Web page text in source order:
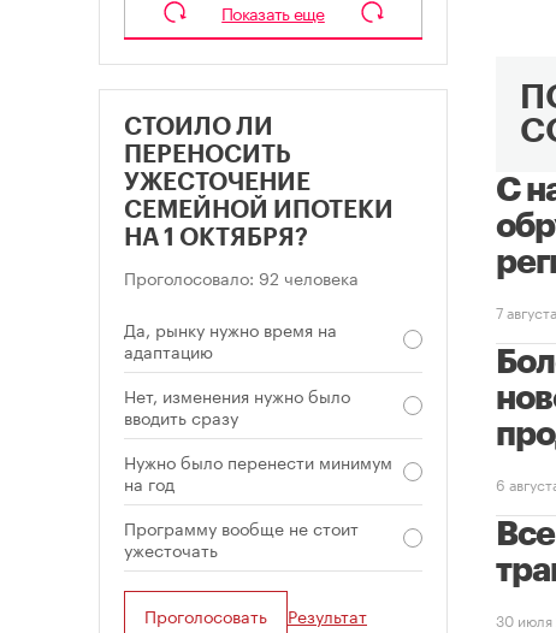
С
7
6
30
Показать еще
СТОИЛО ЛИ
ПЕРЕНОСИТЬ
УЖЕСТОЧЕНИЕ
СЕМЕЙНОЙ ИПОТЕКИ
НА 1 ОКТЯБРЯ?
Проголосовало: 92 человека
Да, рынку нужно время на
адаптацию
Нет, изменения нужно было
вводить сразу
Нужно было перенести минимум
на год
Программу вообще не стоит
ужесточать
Проголосовать Результат